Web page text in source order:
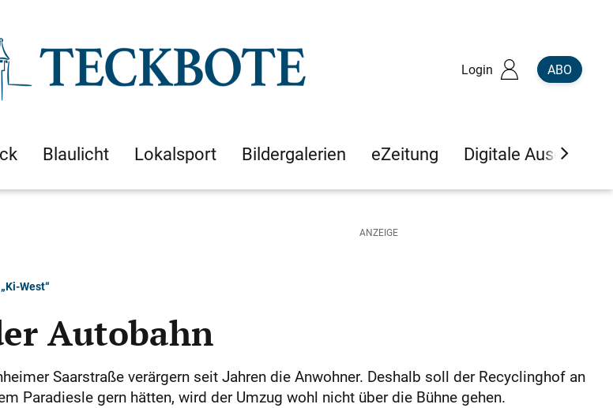
Login ABO
Blaulicht Lokalsport Bildergalerien eZeitung Digitale Ausgaben
West“
Autobahn
Saarstraße verärgern seit Jahren die Anwohner. Deshalb soll der Recyclinghof an
Paradiesle gern hätten, wird der Umzug wohl nicht über die Bühne gehen.